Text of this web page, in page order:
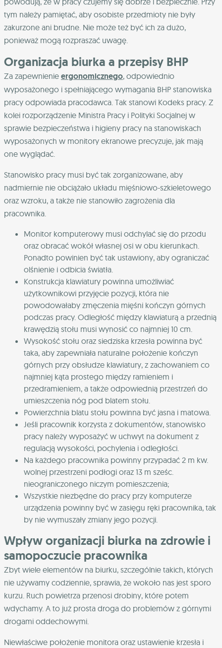
tym należy pamiętać, aby osobiste przedmioty nie były
zakurzone ani brudne. Nie może też być ich za dużo,
ponieważ mogą rozpraszać uwagę.
Organizacja biurka a przepisy BHP
Za zapewnienie ergonomicznego, odpowiednio
wyposażonego i spełniającego wymagania BHP stanowiska
pracy odpowiada pracodawca. Tak stanowi Kodeks pracy. Z
kolei rozporządzenie Ministra Pracy i Polityki Socjalnej w
sprawie bezpieczeństwa i higieny pracy na stanowiskach
wyposażonych w monitory ekranowe precyzuje, jak mają
one wyglądać.
Stanowisko pracy musi być tak zorganizowane, aby
nadmiernie nie obciążało układu mięśniowo-szkieletowego
oraz wzroku, a także nie stanowiło zagrożenia dla
pracownika.
Monitor komputerowy musi odchylać się do przodu
oraz obracać wokół własnej osi w obu kierunkach.
Ponadto powinien być tak ustawiony, aby ograniczać
olśnienie i odbicia światła.
Konstrukcja klawiatury powinna umożliwiać
użytkownikowi przyjęcie pozycji, która nie
powodowałaby zmęczenia mięśni kończyn górnych
podczas pracy. Odległość między klawiaturą a przednią
krawędzią stołu musi wynosić co najmniej 10 cm.
Wysokość stołu oraz siedziska krzesła powinna być
taka, aby zapewniała naturalne położenie kończyn
górnych przy obsłudze klawiatury, z zachowaniem co
najmniej kąta prostego między ramieniem i
przedramieniem, a także odpowiednią przestrzeń do
umieszczenia nóg pod blatem stołu.
Powierzchnia blatu stołu powinna być jasna i matowa.
Jeśli pracownik korzysta z dokumentów, stanowisko
pracy należy wyposażyć w uchwyt na dokument z
regulacją wysokości, pochylenia i odległości.
Na każdego pracownika powinny przypadać 2 m kw.
wolnej przestrzeni podłogi oraz 13 m sześc.
nieograniczonego niczym pomieszczenia;
Wszystkie niezbędne do pracy przy komputerze
urządzenia powinny być w zasięgu ręki pracownika, tak
by nie wymuszały zmiany jego pozycji.
Wpływ organizacji biurka na zdrowie i
samopoczucie pracownika
Zbyt wiele elementów na biurku, szczególnie takich, których
nie używamy codziennie, sprawia, że wokoło nas jest sporo
kurzu. Ruch powietrza przenosi drobiny, które potem
wdychamy. A to już prosta droga do problemów z górnymi
drogami oddechowymi.
Niewłaściwe położenie monitora oraz ustawienie krzesła i